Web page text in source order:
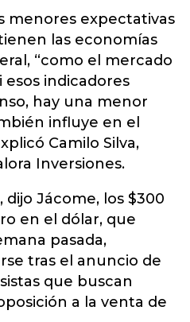
menores expectativas
las economías
“como el mercado
esos indicadores
hay una menor
influye en el
Camilo Silva,
Inversiones.
dijo Jácome, los $300
en el dólar, que
pasada,
tras el anuncio de
que buscan
a la venta de